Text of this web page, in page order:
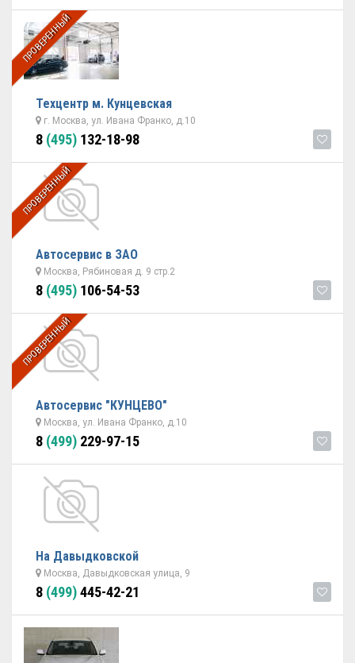
ПРОВЕРЕННЫЙ
Техцентр м. Кунцевская
г. Москва, ул. Ивана Франко, д.10
8 (495) 132-18-98
ПРОВЕРЕННЫЙ
Автосервис в ЗАО
Москва, Рябиновая д. 9 стр.2
8 (495) 106-54-53
ПРОВЕРЕННЫЙ
Автосервис "КУНЦЕВО"
Москва, ул. Ивана Франко, д.10
8 (499) 229-97-15
На Давыдковской
Москва, Давыдковская улица, 9
8 (499)445-42-21